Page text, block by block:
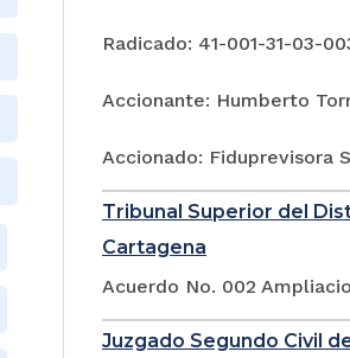
Radicado: 41-001-31-03-
Accionante: Humberto
Accionado: Fiduprevisora
Tribunal Superior del
Cartagena
Acuerdo No. 002
Juzgado Segundo Civil